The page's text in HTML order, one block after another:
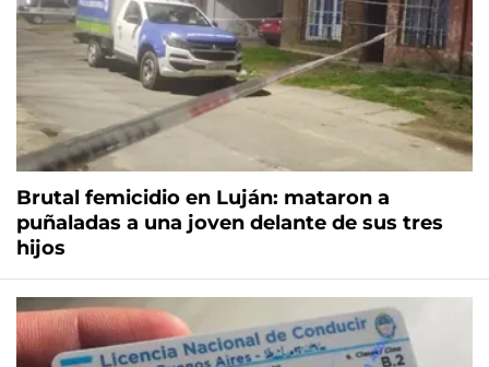
Brutal femicidio en Luján: mataron a
puñaladas a una joven delante de sus tres
hijos